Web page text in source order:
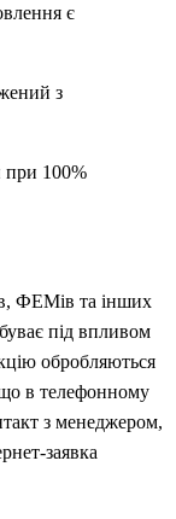
є
з
при 100%
ФЕМів та інших
під впливом
обробляються
в телефонному
з менеджером,
заявка